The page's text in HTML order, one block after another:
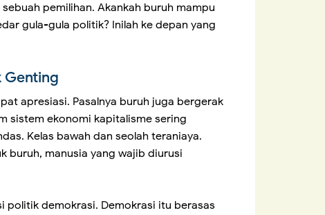
pemilihan. Akankah buruh mampu
gula-gula politik? Inilah ke depan yang
Genting
apresiasi. Pasalnya buruh juga bergerak
sistem ekonomi kapitalisme sering
Kelas bawah dan seolah teraniaya.
buruh, manusia yang wajib diurusi
politik demokrasi. Demokrasi itu berasas